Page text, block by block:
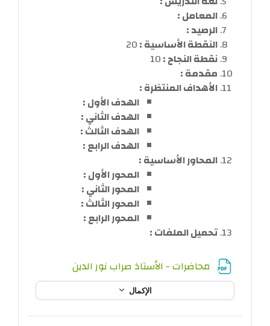
المعامل :
الرصيد :
النقطة الأساسية :20
نقطة النجاح :10
مقدمة :
الأهداف المنتظرة :
الهدفالأول :
الهدفالثاني :
الهدفالثالث :
الهدفالرابع :
المحاور الأساسية :
المحور الأول :
المحور الثاني :
المحور الثالث :
المحور الرابع :
تحميل الملفات :
محاضرات - الأستاذ صراب نور الدين
الإكمال